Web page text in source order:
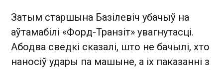
Затым старшына Базілевіч убачыў на
аўтамабілі «Форд-Транзіт» увагнутасці.
Абодва сведкі сказалі, што не бачылі, хто
наносіў удары па машыне, а іх паказанні з